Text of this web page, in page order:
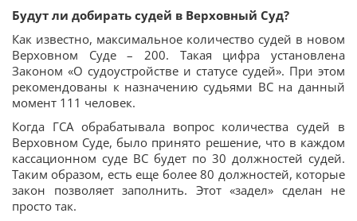
Будут ли добирать судей в Верховный Суд?
Как известно, максимальное количество судей в новом
Верховном Суде – 200. Такая цифра установлена
Законом «О судоустройстве и статусе судей». При этом
рекомендованы к назначению судьями ВС на данный
момент 111 человек.
Когда ГСА обрабатывала вопрос количества судей в
Верховном Суде, было принято решение, что в каждом
кассационном суде ВС будет по 30 должностей судей.
Таким образом, есть еще более 80 должностей, которые
закон позволяет заполнить. Этот «задел» сделан не
просто так.